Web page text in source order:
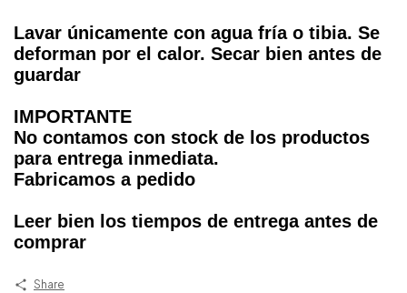
Lavar únicamente con agua fría o tibia. Se
deforman por el calor. Secar bien antes de
guardar
IMPORTANTE
No contamos con stock de los productos
para entrega inmediata.
Fabricamos a pedido
Leer bien los tiempos de entrega antes de
comprar
Share